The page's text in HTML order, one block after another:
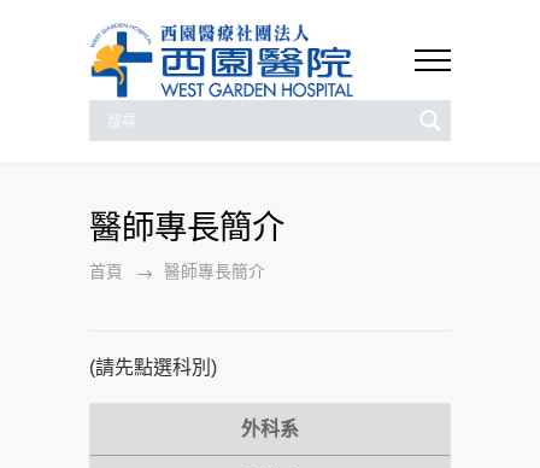
醫師專長簡介
首頁 醫師專長簡介
(請先點選科別)
外科系